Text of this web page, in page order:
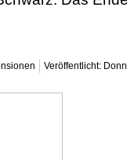
Veröffentlicht: